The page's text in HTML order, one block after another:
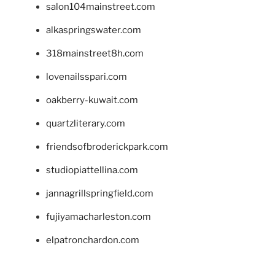
salon104mainstreet.com
alkaspringswater.com
318mainstreet8h.com
lovenailsspari.com
oakberry-kuwait.com
quartzliterary.com
friendsofbroderickpark.com
studiopiattellina.com
jannagrillspringfield.com
fujiyamacharleston.com
elpatronchardon.com